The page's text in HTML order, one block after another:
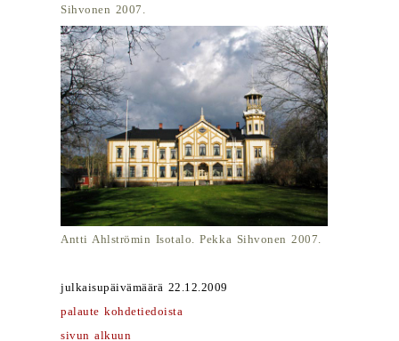
Sihvonen 2007.
Antti Ahlströmin Isotalo. Pekka Sihvonen 2007.
julkaisupäivämäärä 22.12.2009
palaute kohdetiedoista
sivun alkuun